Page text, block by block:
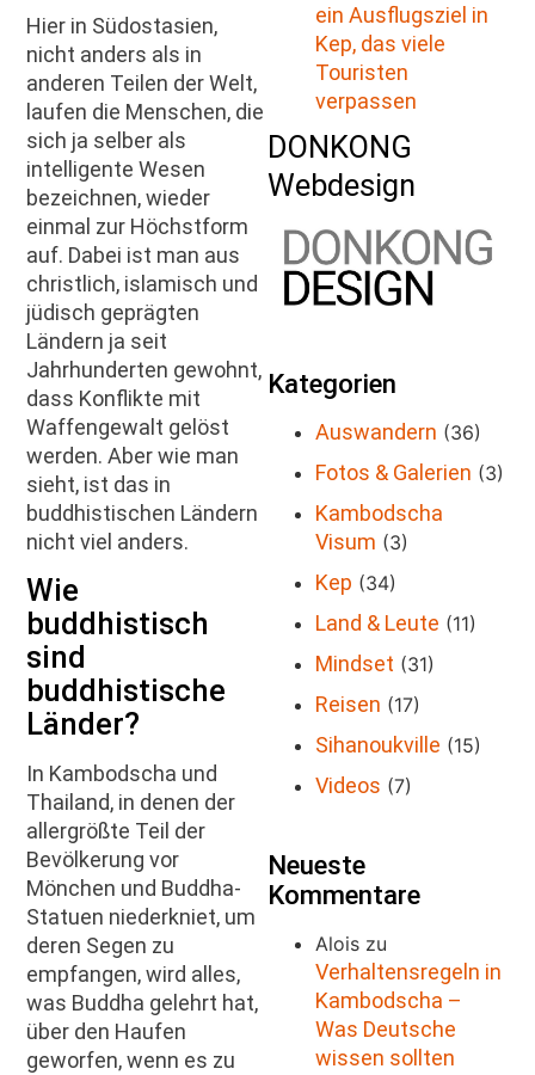
Hier in Südostasien,
nicht anders als in
anderen Teilen der Welt,
laufen die Menschen, die
sich ja selber als
intelligente Wesen
bezeichnen, wieder
einmal zur Höchstform
auf. Dabei ist man aus
christlich, islamisch und
jüdisch geprägten
Ländern ja seit
Jahrhunderten gewohnt,
dass Konflikte mit
Waffengewalt gelöst
werden. Aber wie man
sieht, ist das in
buddhistischen Ländern
nicht viel anders.
Wie
buddhistisch
sind
buddhistische
Länder?
In Kambodscha und
Thailand, in denen der
allergrößte Teil der
Bevölkerung vor
Mönchen und Buddha-
Statuen niederkniet, um
deren Segen zu
empfangen, wird alles,
was Buddha gelehrt hat,
über den Haufen
geworfen, wenn es zu
ein Ausflugsziel in
Kep, das viele
Touristen
verpassen
DONKONG
Webdesign
Kategorien
Auswandern (36)
Fotos & Galerien (3)
Kambodscha
Visum (3)
Kep (34)
Land & Leute (11)
Mindset (31)
Reisen (17)
Sihanoukville (15)
Videos (7)
Neueste
Kommentare
Alois zu
Verhaltensregeln in
Kambodscha –
Was Deutsche
wissen sollten